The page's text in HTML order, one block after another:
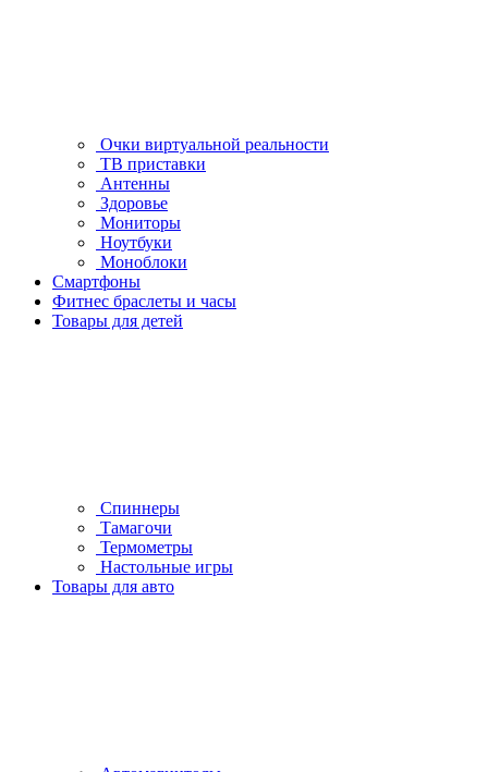
Очки виртуальной реальности
ТВ приставки
Антенны
Здоровье
Мониторы
Ноутбуки
Моноблоки
Смартфоны
Фитнес браслеты и часы
Товары для детей
Спиннеры
Тамагочи
Термометры
Настольные игры
Товары для авто